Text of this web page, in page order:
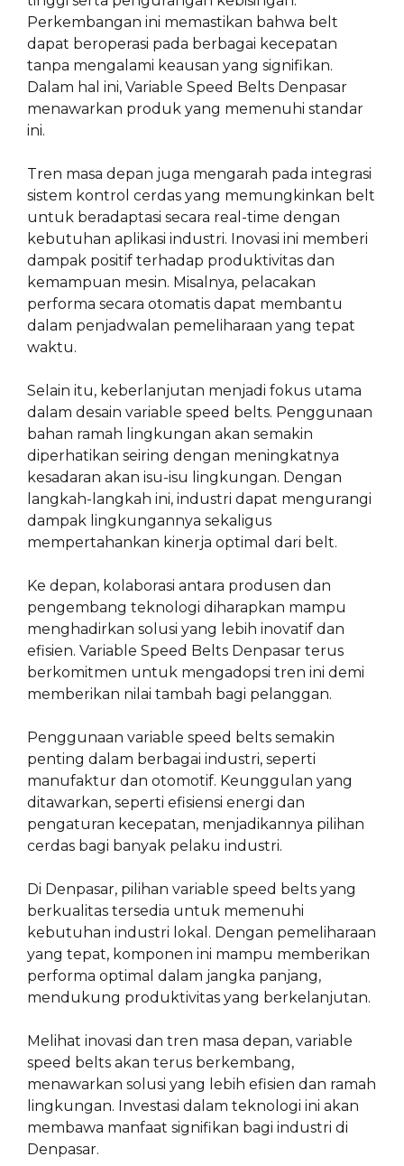
Perkembangan ini memastikan bahwa belt
dapat beroperasi pada berbagai kecepatan
tanpa mengalami keausan yang signifikan.
Dalam hal ini, Variable Speed Belts Denpasar
menawarkan produk yang memenuhi standar
ini.
Tren masa depan juga mengarah pada integrasi
sistem kontrol cerdas yang memungkinkan belt
untuk beradaptasi secara real-time dengan
kebutuhan aplikasi industri. Inovasi ini memberi
dampak positif terhadap produktivitas dan
kemampuan mesin. Misalnya, pelacakan
performa secara otomatis dapat membantu
dalam penjadwalan pemeliharaan yang tepat
waktu.
Selain itu, keberlanjutan menjadi fokus utama
dalam desain variable speed belts. Penggunaan
bahan ramah lingkungan akan semakin
diperhatikan seiring dengan meningkatnya
kesadaran akan isu-isu lingkungan. Dengan
langkah-langkah ini, industri dapat mengurangi
dampak lingkungannya sekaligus
mempertahankan kinerja optimal dari belt.
Ke depan, kolaborasi antara produsen dan
pengembang teknologi diharapkan mampu
menghadirkan solusi yang lebih inovatif dan
efisien. Variable Speed Belts Denpasar terus
berkomitmen untuk mengadopsi tren ini demi
memberikan nilai tambah bagi pelanggan.
Penggunaan variable speed belts semakin
penting dalam berbagai industri, seperti
manufaktur dan otomotif. Keunggulan yang
ditawarkan, seperti efisiensi energi dan
pengaturan kecepatan, menjadikannya pilihan
cerdas bagi banyak pelaku industri.
Di Denpasar, pilihan variable speed belts yang
berkualitas tersedia untuk memenuhi
kebutuhan industri lokal. Dengan pemeliharaan
yang tepat, komponen ini mampu memberikan
performa optimal dalam jangka panjang,
mendukung produktivitas yang berkelanjutan.
Melihat inovasi dan tren masa depan, variable
speed belts akan terus berkembang,
menawarkan solusi yang lebih efisien dan ramah
lingkungan. Investasi dalam teknologi ini akan
membawa manfaat signifikan bagi industri di
Denpasar.